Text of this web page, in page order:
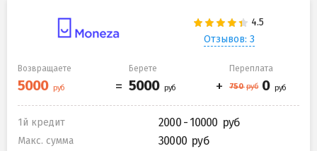
Отзывов: 3
Возвращаете Берете Переплата
1й кредит 2000 - 10000
Макс. сумма 30000